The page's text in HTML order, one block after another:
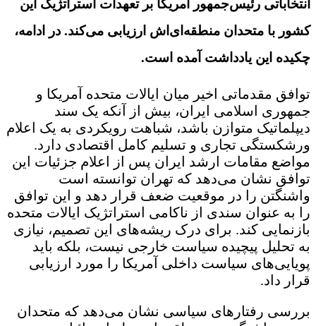
انتخاباتی رئیس‌جمهور آمریکا بر تعهدات استراتژیک این
کشور با متحدان منطقه‌ای‌اش ارزیابی می‌کند. در ادامه،
چکیده این یادداشت آمده است.
توافق مقدماتی اخیر میان ایالات متحده آمریکا و
جمهوری اسلامی ایران، بیش از آنکه یک سند
دیپلماتیک متوازن باشد، شباهت رویکردی به یک اعلام
ورشکستگی تجاری و تسلیم کامل اقتصادی دارد.
مواضع مقامات ارشد ایران پس از اعلام جزئیات این
توافق نشان می‌دهد که تهران توانسته است
واشنگتن را در موقعیت ضعف قرار دهد و این توافق
را به عنوان سندی از ناکامی استراتژیک ایالات متحده
بازنمایی کند. برای درک ریشه‌های این تصمیم، نیازی
به تحلیل پیچیده سیاست خارجی نیست، بلکه باید
پویایی‌های سیاست داخلی آمریکا را مورد ارزیابی
قرار داد.
بررسی رفتارهای سیاسی نشان می‌دهد که متحدان